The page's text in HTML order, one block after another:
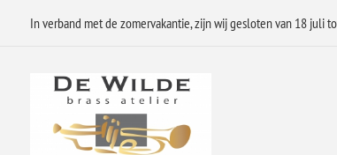
In verband met de zomervakantie, zijn wij gesloten van 18 juli